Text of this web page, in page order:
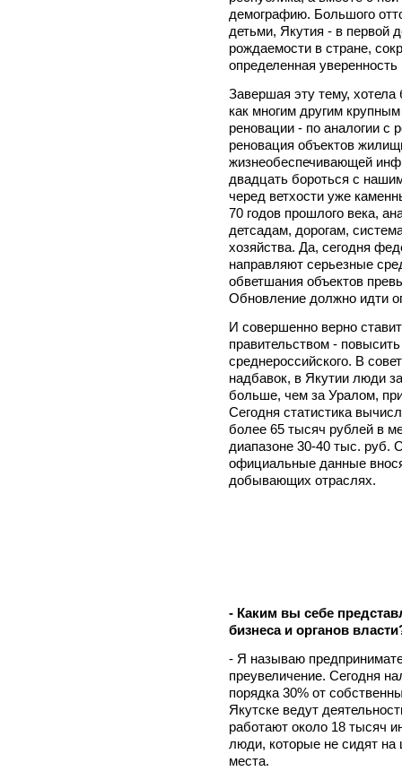
демографию. Большого
детьми, Якутия - в первой
рождаемости в стране,
определенная
Завершая эту тему,
как многим другим
реновации - по аналогии
реновация объектов
жизнеобеспечивающей
двадцать бороться с
черед ветхости уже
70 годов прошлого века,
детсадам, дорогам,
хозяйства. Да, сегодня
направляют серьезные
обветшания объектов
Обновление должно идти
И совершенно верно
правительством -
среднероссийского. В
надбавок, в Якутии люди
больше, чем за Уралом,
Сегодня статистика
более 65 тысяч рублей в
диапазоне 30-40 тыс. руб.
официальные данные
добывающих отраслях.
- Каким вы себе
бизнеса и органов
- Я называю
преувеличение. Сегодня
порядка 30% от
Якутске ведут
работают около 18 тысяч
люди, которые не сидят на
места.